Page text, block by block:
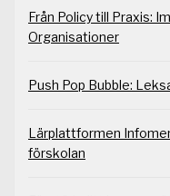
Från Policy till Praxis:
Organisationer
Push Pop Bubble:
Lärplattformen
förskolan